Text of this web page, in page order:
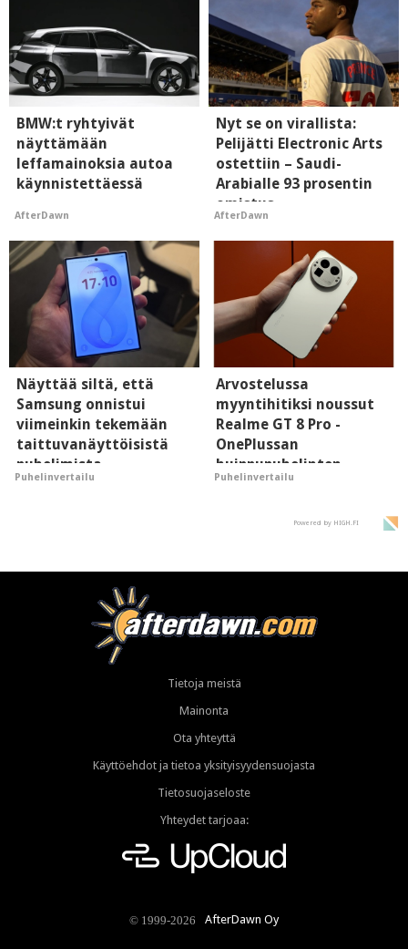
BMW:t ryhtyivät
näyttämään
leffamainoksia autoa
käynnistettäessä
AfterDawn
Nyt se on virallista:
Pelijätti Electronic Arts
ostettiin – Saudi-
Arabialle 93 prosentin
omistus
AfterDawn
Näyttää siltä, että
Samsung onnistui
viimeinkin tekemään
taittuvanäyttöisistä
puhelimista
supersuosittuja
Puhelinvertailu
Arvostelussa
myyntihitiksi noussut
Realme GT 8 Pro -
OnePlussan
huippupuhelinten
"perillinen"
Puhelinvertailu
Powered by HIGH.FI
Tietoja meistä
Mainonta
Ota yhteyttä
Käyttöehdot ja tietoa yksityisyydensuojasta
Tietosuojaseloste
Yhteydet tarjoaa:
© 1999-2026 AfterDawn Oy